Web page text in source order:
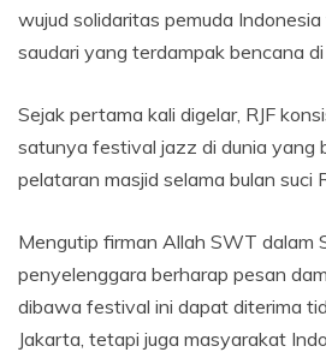
wujud solidaritas pemuda
saudari yang terdampak bencana di
Sejak pertama kali digelar, RJF
satunya festival jazz di dunia yang
pelataran masjid selama bulan suci
Mengutip firman Allah SWT dalam
penyelenggara berharap pesan
dibawa festival ini dapat diterima
Jakarta, tetapi juga masyarakat